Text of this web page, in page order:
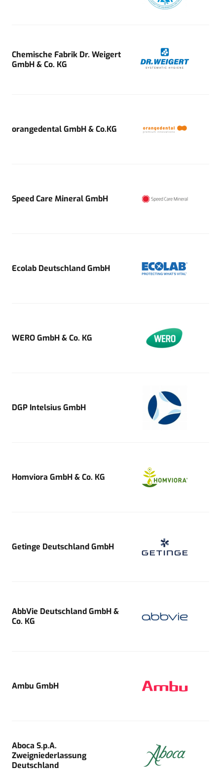
Chemische Fabrik Dr. Weigert
GmbH & Co. KG
orangedental GmbH & Co.KG
Speed Care Mineral GmbH
Ecolab Deutschland GmbH
WERO GmbH & Co. KG
DGP Intelsius GmbH
Homviora GmbH & Co. KG
Getinge Deutschland GmbH
AbbVie Deutschland GmbH &
Co. KG
Ambu GmbH
Aboca S.p.A.
Zweigniederlassung
Deutschland